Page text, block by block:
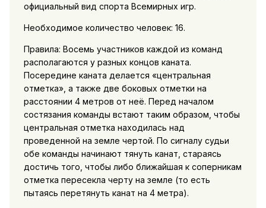
официальный вид спорта Всемирных игр.
Необходимое количество человек: 16.
Правила: Восемь участников каждой из команд
располагаются у разных концов каната.
Посередине каната делается «центральная
отметка», а также две боковых отметки на
расстоянии 4 метров от неё. Перед началом
состязания команды встают таким образом, чтобы
центральная отметка находилась над
проведенной на земле чертой. По сигналу судьи
обе команды начинают тянуть канат, стараясь
достичь того, чтобы либо ближайшая к соперникам
отметка пересекла черту на земле (то есть
пытаясь перетянуть канат на 4 метра).